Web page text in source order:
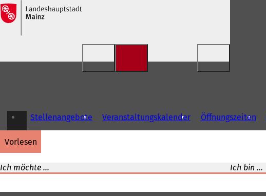
Inhalt anspringen
Stellenangebote Veranstaltungskalender Öffnungszeiten
vorlesen
Ich möchte ...
Ich bin ...